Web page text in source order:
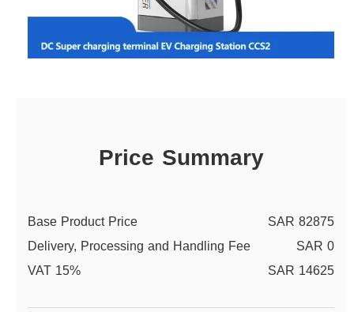
Price Summary
Base Product Price
SAR 82875
Delivery, Processing and Handling Fee
SAR 0
VAT 15%
SAR 14625